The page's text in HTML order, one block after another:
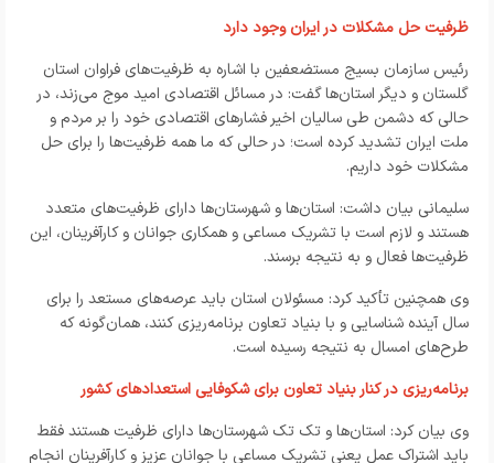
ظرفیت حل مشکلات در ایران وجود دارد
رئیس سازمان بسیج مستضعفین با اشاره به ظرفیت‌های فراوان استان
گلستان و دیگر استان‌ها گفت: در مسائل اقتصادی امید موج می‌زند، در
حالی که دشمن طی سالیان اخیر فشار‌های اقتصادی خود را بر مردم و
ملت ایران تشدید کرده است؛ در حالی که ما همه ظرفیت‌ها را برای حل
مشکلات خود داریم.
سلیمانی بیان داشت: استان‌ها و شهرستان‌ها دارای ظرفیت‌های متعدد
هستند و لازم است با تشریک مساعی و همکاری جوانان و کارآفرینان، این
ظرفیت‌ها فعال و به نتیجه برسند.
وی همچنین تأکید کرد: مسئولان استان باید عرصه‌های مستعد را برای
سال آینده شناسایی و با بنیاد تعاون برنامه‌ریزی کنند، همان‌گونه که
طرح‌های امسال به نتیجه رسیده است.
برنامه‌ریزی در کنار بنیاد تعاون برای شکوفایی استعدادهای کشور
وی بیان کرد: استان‌ها و تک تک شهرستان‌ها دارای ظرفیت هستند فقط
باید اشتراک عمل یعنی تشریک مساعی با جوانان عزیز و کارآفرینان انجام